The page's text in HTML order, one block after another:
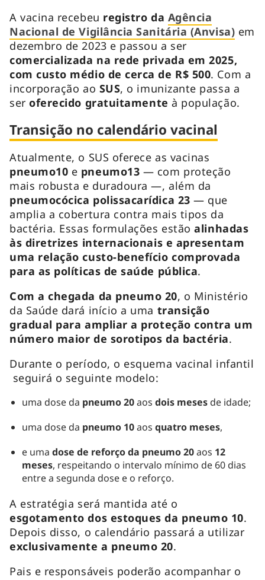
A vacina recebeu registro da Agência
Nacional de Vigilância Sanitária (Anvisa) em
dezembro de 2023 e passou a ser
comercializada na rede privada em 2025,
com custo médio de cerca de R$ 500. Com a
incorporação ao SUS, o imunizante passa a
seroferecido gratuitamente à população.
Transição no calendário vacinal
Atualmente, o SUS oferece as vacinas
pneumo10 e pneumo13 — com proteção
mais robusta e duradoura —, além da
pneumocócica polissacarídica 23 — que
amplia a cobertura contra mais tipos da
bactéria. Essas formulações estãoalinhadas
às diretrizes internacionais e apresentam
uma relação custo-benefício comprovada
para as políticas de saúde pública.
Com a chegada da pneumo 20, o Ministério
da Saúde dará início a uma transição
gradual para ampliar a proteção contra um
número maior de sorotipos da bactéria.
Durante o período, o esquema vacinal infantil
seguirá o seguinte modelo:
uma dose da pneumo 20aos dois mesesde idade;
uma dose da pneumo 10aos quatro meses,
e uma dose de reforço da pneumo 20aos 12
meses, respeitando o intervalo mínimo de 60 dias
entre a segunda dose e o reforço.
A estratégia será mantida até o
esgotamento dos estoques da pneumo 10.
Depois disso, o calendário passará a utilizar
exclusivamente a pneumo 20.
Pais e responsáveis poderão acompanhar o